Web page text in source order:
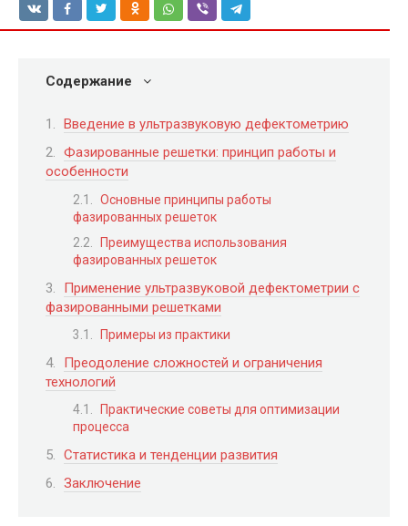
Содержание
Введение в ультразвуковую дефектометрию
Фазированные решетки: принцип работы и
особенности
Основные принципы работы
фазированных решеток
Преимущества использования
фазированных решеток
Применение ультразвуковой дефектометрии с
фазированными решетками
Примеры из практики
Преодоление сложностей и ограничения
технологий
Практические советы для оптимизации
процесса
Статистика и тенденции развития
Заключение